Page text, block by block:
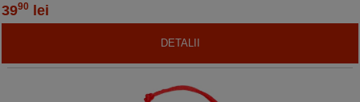
3990 lei
DETALII